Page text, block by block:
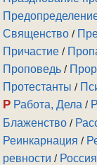
Священство /
Причастие /
Проповедь /
Протестанты /
Р Работа, Дела /
Блаженство /
Реинкарнация /
ревности / Россия